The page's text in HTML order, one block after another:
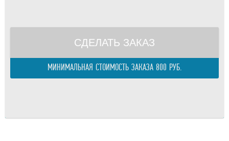
СДЕЛАТЬ ЗАКАЗ
МИНИМАЛЬНАЯ СТОИМОСТЬ ЗАКАЗА 800 РУБ.